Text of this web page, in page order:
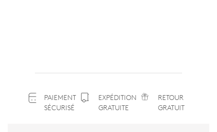
PAIEMENT
SÉCURISÉ
EXPÉDITION
GRATUITE
RETOUR
GRATUIT